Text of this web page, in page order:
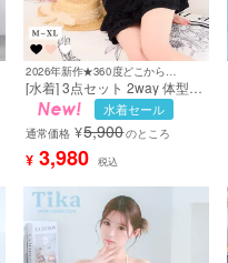
[水着] 3点セット 2way 体型カ
バー ビスチェ タンキニ リボ
ン スカートタイプ 洋服みたい
な ガーリー レース 黒 ブラッ
ク Lサイズあり 大きいサイズ
ビキニ (若林萌々着用) [tk-
水着セール
通常価格 ¥5,900のところ
¥ 3,980 税込